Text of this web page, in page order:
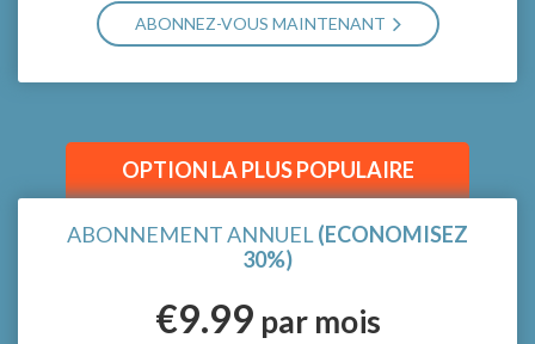
ABONNEZ-VOUS MAINTENANT
OPTION LA PLUS POPULAIRE
ABONNEMENT ANNUEL(ECONOMISEZ
30%)
€9.99 par mois
SÉLECTIONNER LE NOMBRE D'UTILISATEURS
*Essaie gratuitement pendant 7 jours ! Pas d'inquiétude, si tu